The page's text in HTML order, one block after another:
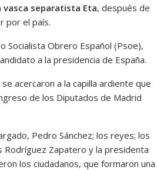
separatista Eta, después de
por el país.
Socialista Obrero Español (Psoe),
a la presidencia de España.
acercaron a la capilla ardiente que
de los Diputados de Madrid
Pedro Sánchez; los reyes; los
Rodríguez Zapatero y la presidenta
los ciudadanos, que formaron una